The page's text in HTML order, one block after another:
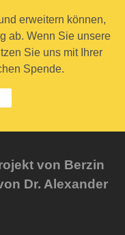
erweitern können,
ab. Wenn Sie unsere
Sie uns mit Ihrer
Spende.
von Berzin
Dr. Alexander